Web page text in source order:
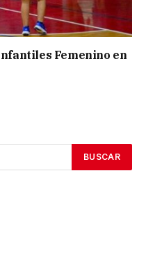
Femenino en